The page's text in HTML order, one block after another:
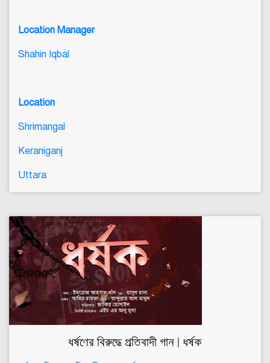
Location Manager
Shahin Iqbal
Location
Shrimangal
Keraniganj
Uttara
ধর্ষণের বিরুদ্ধে প্রতিবাদী গান | ধর্ষক